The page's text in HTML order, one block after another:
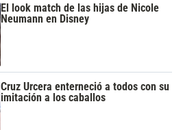
El look match de las hijas de Nicole
Neumann en Disney
Cruz Urcera enterneció a todos con su
imitación a los caballos